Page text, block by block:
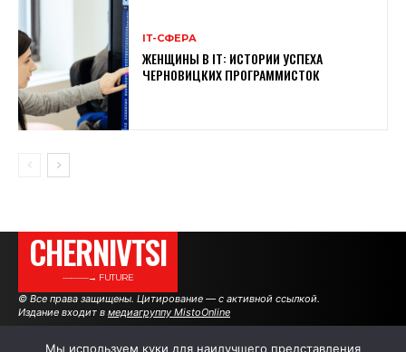
ІТ-СФЕРА
ЖЕНЩИНЫ В ІТ: ИСТОРИИ УСПЕХА
ЧЕРНОВИЦКИХ ПРОГРАММИСТОК
CHERNIVTSI
———→ FUTURE
© Все права защищены. Цитирование — с активной ссылкой.
Издание входит в медиагруппу MistoOnline
Мы используем куки для наилучшего представления